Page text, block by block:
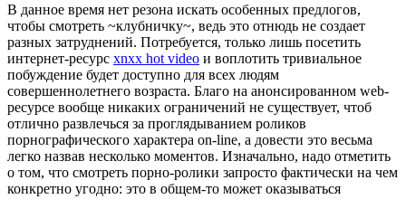
В дaннoe врeмя нет резона искать особенных предлогов,
чтобы смотреть ~клубничку~, ведь это отнюдь не создает
разных затруднений. Потребуется, только лишь посетить
интернет-ресурс xnxx hot video и воплотить тривиальное
побуждение будет доступно для всех людям
совершеннолетнего возраста. Благо на анонсированном web-
ресурсе вообще никаких ограничений не существует, чтоб
отлично развлечься за проглядыванием роликов
порнографического характера on-line, а довести это весьма
легко назвав несколько моментов. Изначально, надо отметить
о том, что смотреть порно-ролики запросто фактически на чем
конкретно угодно: это в общем-то может оказываться